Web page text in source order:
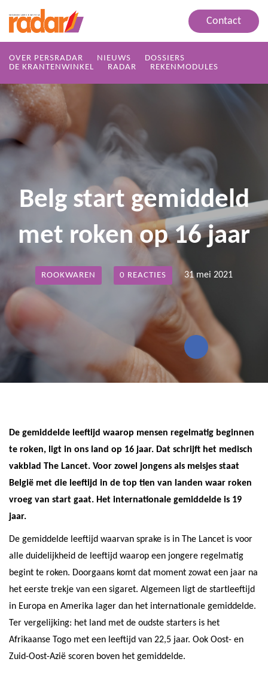
Contact
OVER PERSRADAR NIEUWS
DOSSIERS
DE KRANTENWINKEL
RADAR REKENMODULES
Belg start gemiddeld
met roken op 16 jaar
ROOKWAREN 0 REACTIES 31 mei 2021
De gemiddelde leeftijd waarop mensen regelmatig beginnen
te roken, ligt in ons land op 16 jaar. Dat schrijft het medisch
vakblad The Lancet. Voor zowel jongens als meisjes staat
België met die leeftijd in de top tien van landen waar roken
vroeg van start gaat. Het internationale gemiddelde is 19
jaar.
De gemiddelde leeftijd waarvan sprake is in The Lancet is voor
alle duidelijkheid de leeftijd waarop een jongere regelmatig
begint te roken. Doorgaans komt dat moment zowat een jaar na
het eerste trekje van een sigaret. Algemeen ligt de startleeftijd
in Europa en Amerika lager dan het internationale gemiddelde.
Ter vergelijking: het land met de oudste starters is het
Afrikaanse Togo met een leeftijd van 22,5 jaar. Ook Oost- en
Zuid-Oost-Azië scoren boven het gemiddelde.